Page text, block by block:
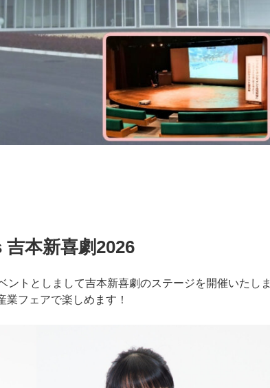
本新喜劇2026
ントとしまして吉本新喜劇のステージを開催いたしま
フェアで楽しめます！